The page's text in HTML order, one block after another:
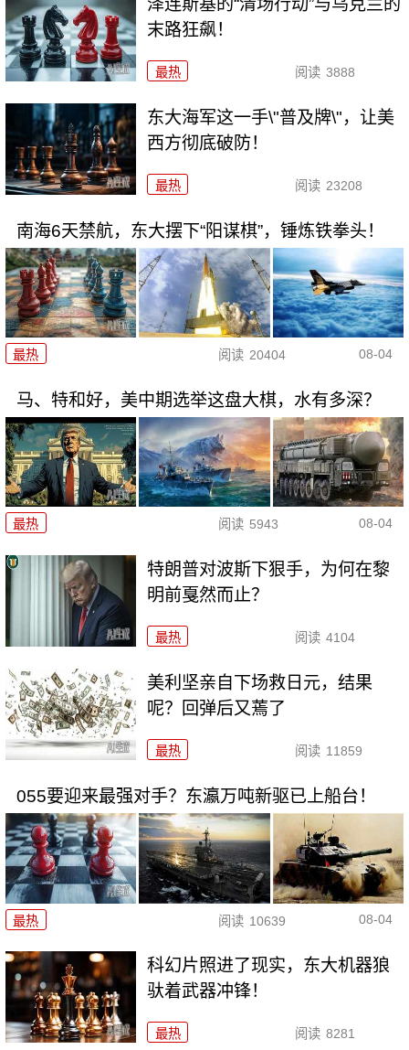
泽连斯基的“清场行动”与乌克兰的
末路狂飙！
最热 阅读 3888
东大海军这一手\"普及牌\"，让美
西方彻底破防！
最热 阅读 23208
南海6天禁航，东大摆下“阳谋棋”，锤炼铁拳头！
最热 阅读 20404 08-04
马、特和好，美中期选举这盘大棋，水有多深？
最热 阅读 5943 08-04
特朗普对波斯下狠手，为何在黎
明前戛然而止？
最热 阅读 4104
美利坚亲自下场救日元，结果
呢？回弹后又蔫了
最热 阅读 11859
055要迎来最强对手？东瀛万吨新驱已上船台！
最热 阅读 10639 08-04
科幻片照进了现实，东大机器狼
驮着武器冲锋！
最热 阅读 8281